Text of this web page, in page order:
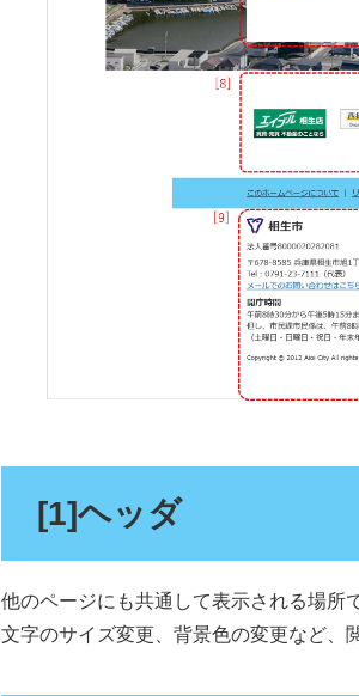
​[1]ヘッダ
他のページにも共通して表示される場所
文字のサイズ変更、背景色の変更など、